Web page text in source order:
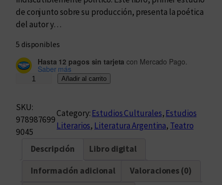
de conjunto sobre su producción, presenta la poética
del autor y…
5 disponibles
Hasta 12 pagos sin tarjeta con Mercado Pago.
Saber más
u
é
t
Añadir al carrito
SKU:
978987699
9045
Category:Estudios Culturales, Estudios
Literarios, Literatura Argentina, Teatro
Descripción Libro digital
Información adicional Valoraciones (0)